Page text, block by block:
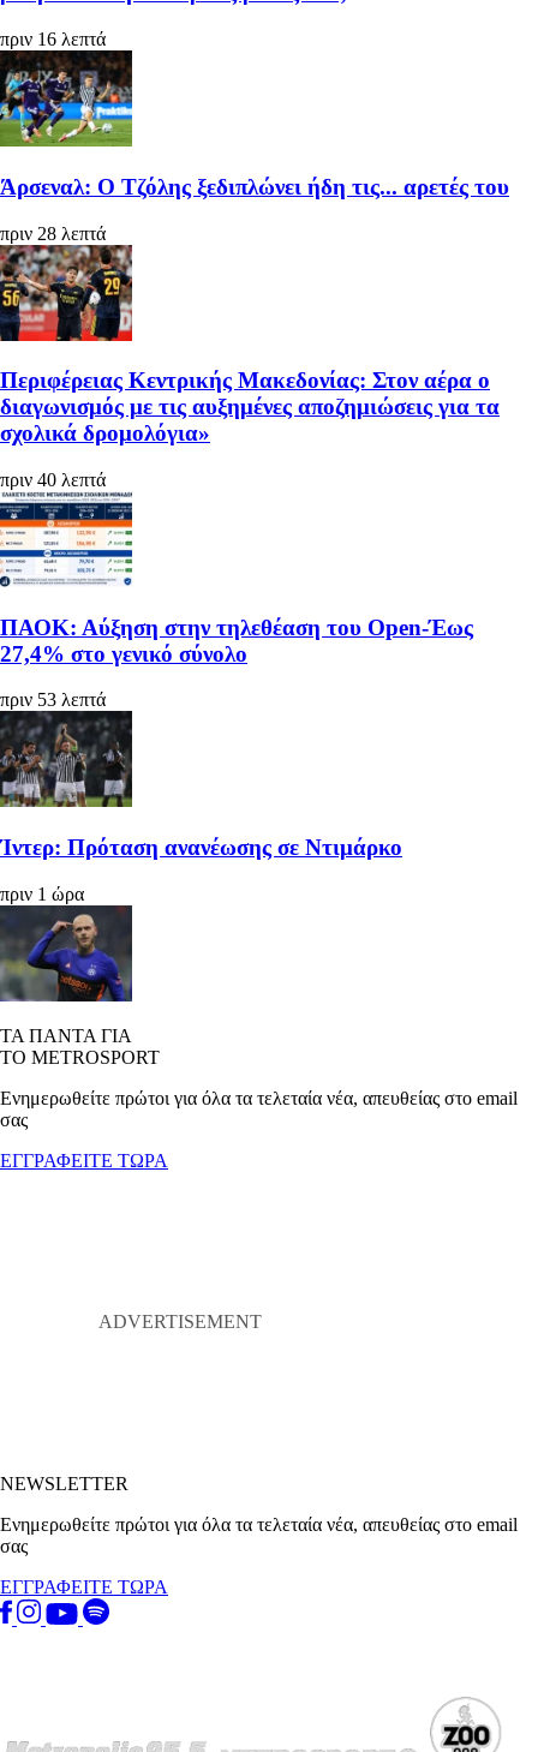
πριν 16 λεπτά
Άρσεναλ: Ο Τζόλης ξεδιπλώνει ήδη τις... αρετές του
πριν 28 λεπτά
Περιφέρειας Κεντρικής Μακεδονίας: Στον αέρα ο
διαγωνισμός με τις αυξημένες αποζημιώσεις για τα
σχολικά δρομολόγια»
πριν 40 λεπτά
ΠΑΟΚ: Αύξηση στην τηλεθέαση του Open-Έως
27,4% στο γενικό σύνολο
πριν 53 λεπτά
Ίντερ: Πρόταση ανανέωσης σε Ντιμάρκο
πριν 1 ώρα
ΤΑ ΠΑΝΤΑ ΓΙΑ
ΤΟ METROSPORT
Ενημερωθείτε πρώτοι για όλα τα τελεταία νέα, απευθείας στο email
σας
ΕΓΓΡΑΦΕΙΤΕ ΤΩΡΑ
NEWSLETTER
Ενημερωθείτε πρώτοι για όλα τα τελεταία νέα, απευθείας στο email
σας
ΕΓΓΡΑΦΕΙΤΕ ΤΩΡΑ